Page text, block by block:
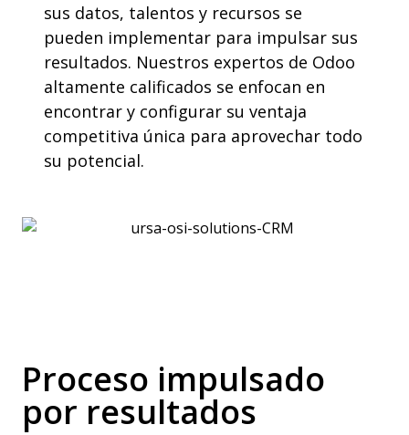
sus datos, talentos y recursos se
pueden implementar para impulsar sus
resultados. Nuestros expertos de Odoo
altamente calificados se enfocan en
encontrar y configurar su ventaja
competitiva única para aprovechar todo
su potencial.
Proceso impulsado
por resultados